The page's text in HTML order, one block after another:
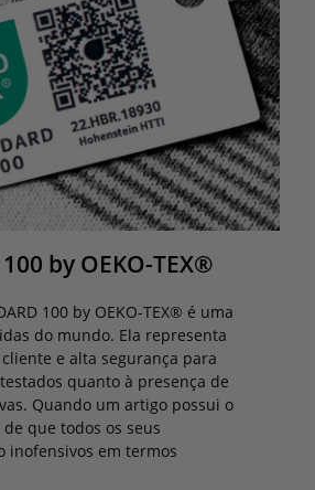
by OEKO-TEX®
100 by OEKO-TEX® é uma
do mundo. Ela representa
e alta segurança para
quanto à presença de
Quando um artigo possui o
que todos os seus
inofensivos em termos